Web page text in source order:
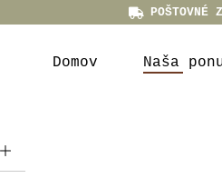
POŠTOVNÉ
Domov Naša